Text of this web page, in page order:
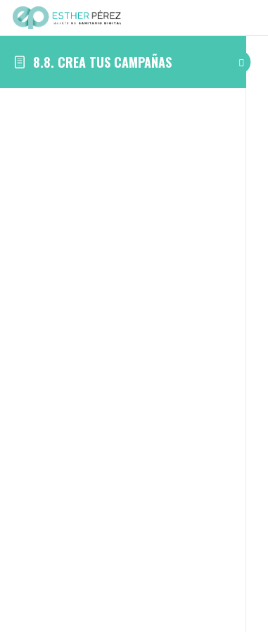
8.8. CREA TUS CAMPAÑAS